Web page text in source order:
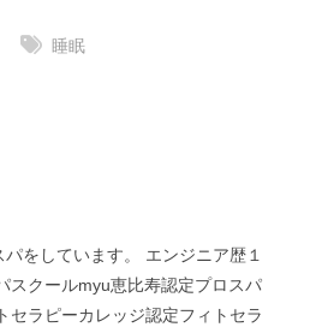
睡眠
をしています。 エンジニア歴１
スクールmyu恵比寿認定プロスパ
セラピーカレッジ認定フィトセラ